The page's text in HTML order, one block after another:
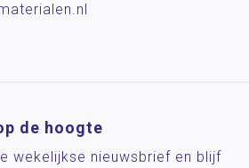
de hoogte
wekelijkse nieuwsbrief en blijf